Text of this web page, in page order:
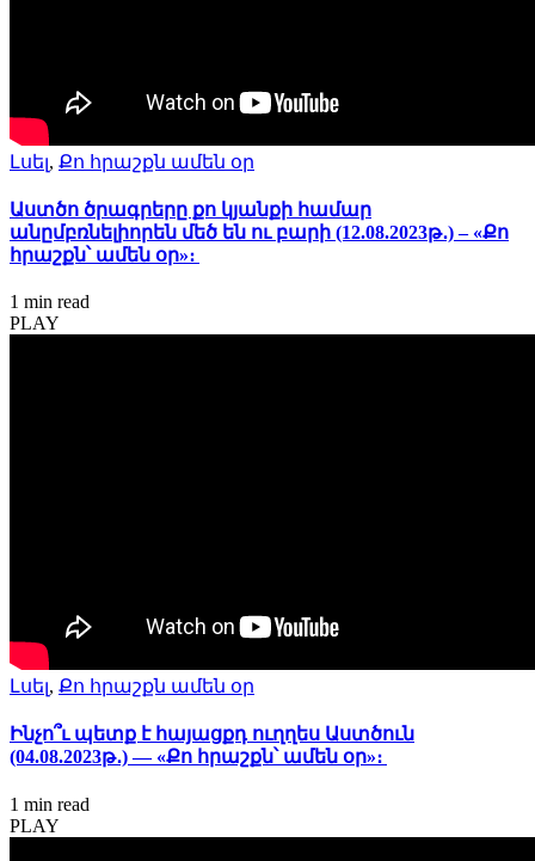
Լսել, Քո հրաշքն ամեն օր
Աստծո ծրագրերը քո կյանքի համար
անըմբռնելիորեն մեծ են ու բարի (12.08.2023թ․) – «Քո
հրաշքն՝ ամեն օր»։
1 min read
PLAY
Լսել, Քո հրաշքն ամեն օր
Ինչո՞ւ պետք է հայացքդ ուղղես Աստծուն
(04.08.2023թ․) — «Քո հրաշքն՝ ամեն օր»։
1 min read
PLAY